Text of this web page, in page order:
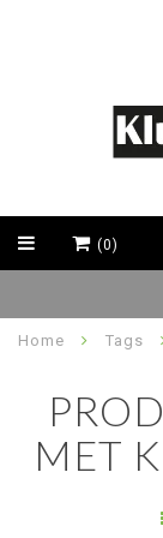
(0)
Home Tags
MET